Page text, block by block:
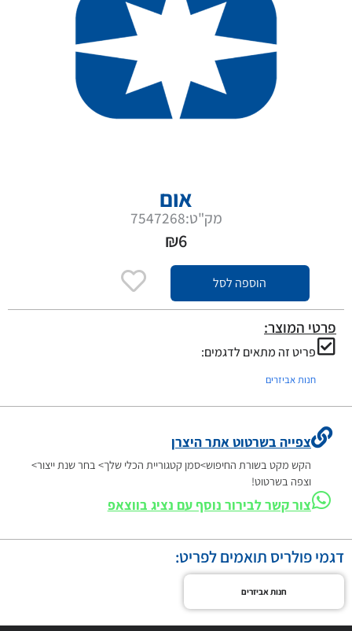
אום
מק"ט:7547268
₪6
הוספה לסל
פרטי המוצר:
פריט זה מתאים לדגמים:
חנות אביזרים
צפייה בשרטוט אתר היצרן
הקש מקט בשורת החיפוש>סמן קטגוריית הכלי שלך> בחר שנת ייצור>
וצפה בשרטוט!
צור קשר לבירור נוסף עם נציג בווצאפ
דגמי פולריס תואמים לפריט:
חנות אביזרים